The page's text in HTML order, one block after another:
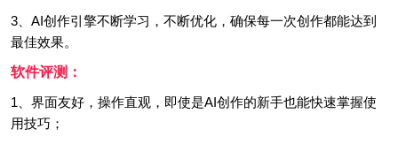
3、AI创作引擎不断学习，不断优化，确保每一次创作都能达到
最佳效果。
软件评测：
1、界面友好，操作直观，即使是AI创作的新手也能快速掌握使
用技巧；